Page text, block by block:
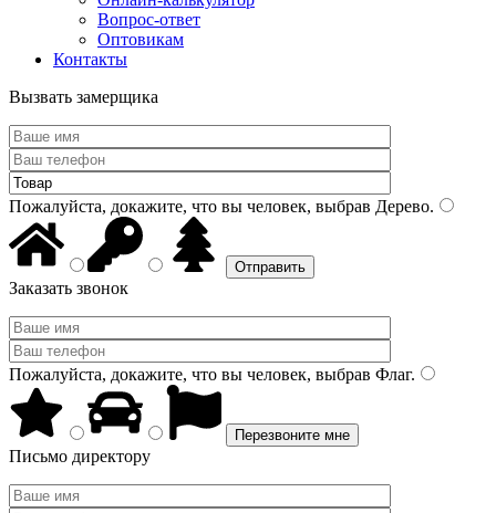
Вопрос-ответ
Оптовикам
Контакты
Вызвать замерщика
Пожалуйста, докажите, что вы человек, выбрав Дерево.
Заказать звонок
Пожалуйста, докажите, что вы человек, выбрав Флаг.
Письмо директору